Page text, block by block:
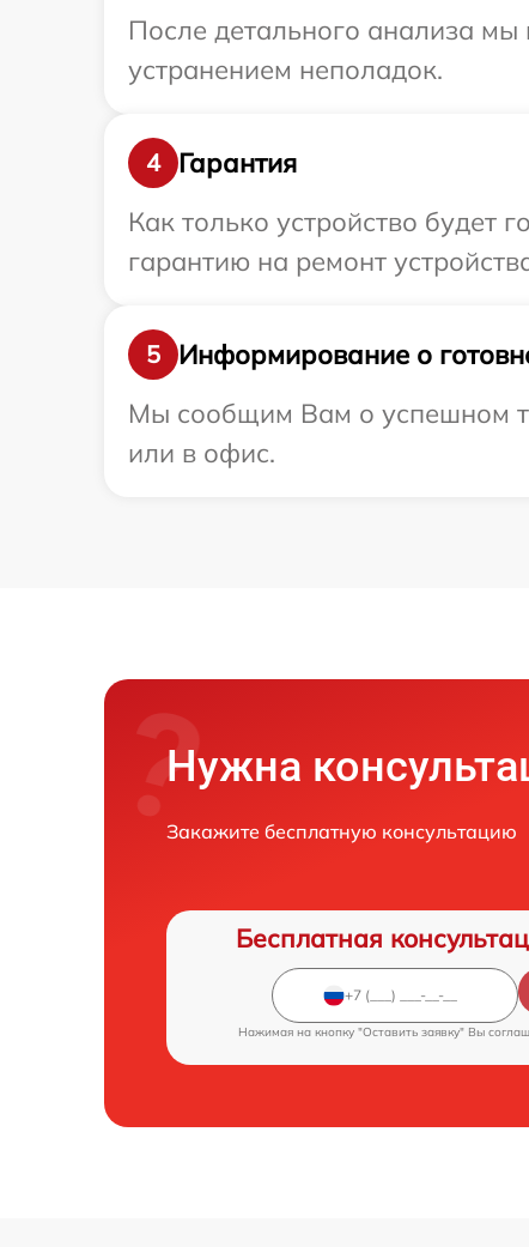
После детального анализа
устранением неполадок.
4
Гарантия
Как только устройство будет
гарантию на ремонт
5
Информирование о
Мы сообщим Вам о успешном
или в офис.
Нужна
Закажите бесплатную консультацию
Бесплатная
Нажимая на кнопку "Оставить заявку" Вы